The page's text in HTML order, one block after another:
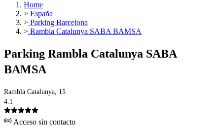
Home
> España
> Parking Barcelona
> Rambla Catalunya SABA BAMSA
Parking Rambla Catalunya SABA
BAMSA
Rambla Catalunya, 15
4.1
Acceso sin contacto